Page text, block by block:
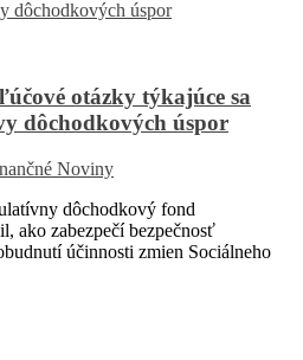
otázky týkajúce sa
dôchodkových úspor
Noviny
dôchodkový fond
ako zabezpečí bezpečnosť
účinnosti zmien Sociálneho